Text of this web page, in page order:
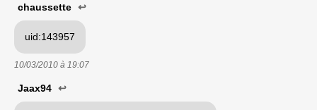
chaussette ↩
uid:143957
10/03/2010 à 19:07
Jaax94 ↩